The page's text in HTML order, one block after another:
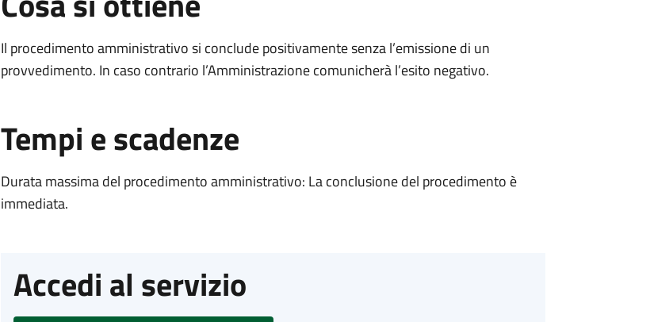
Il procedimento amministrativo si conclude positivamente senza l’emissione di un
provvedimento. In caso contrario l’Amministrazione comunicherà l’esito negativo.
Tempi e scadenze
Durata massima del procedimento amministrativo: La conclusione del procedimento è
immediata.
Accedi al servizio